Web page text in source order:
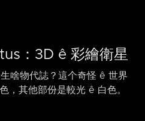
：3D ê 彩繪衛星
啥物代誌？這个奇怪 ê 世界
，其他部份是較光 ê 白色。